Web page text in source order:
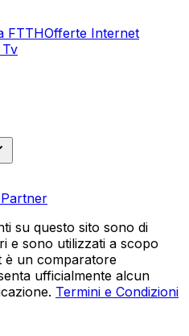
FTTHOfferte Internet
su questo sito sono di
e sono utilizzati a scopo
è un comparatore
ufficialmente alcun
Termini e Condizioni